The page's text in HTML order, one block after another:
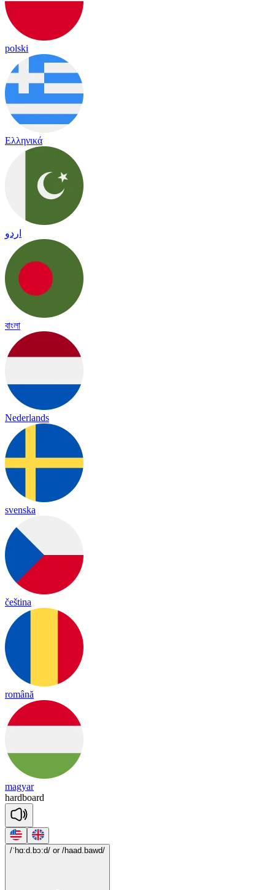
polski
Ελληνικά
اردو
বাংলা
Nederlands
svenska
čeština
română
magyar
hardboard
/ˈhɑ:d.bɔ:d/ or /haad.bawd/